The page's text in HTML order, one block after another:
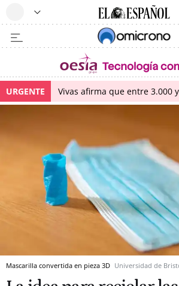
URGENTE Vivas afirma que entre 3.000
Mascarilla convertida en pieza 3D Universidad de